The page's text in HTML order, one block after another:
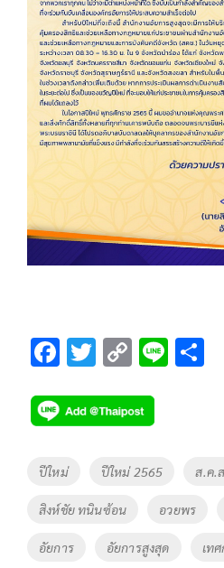
F
e
b
o
o
k
T
tt
er
C
p
y
Li
Li
Tags
ปีใหม่ ปีใหม่ 2565 ส.ค.
สิงห์ชัย ทนินซ้อน อวยพร
อัยการ อัยการสูงสุด เท